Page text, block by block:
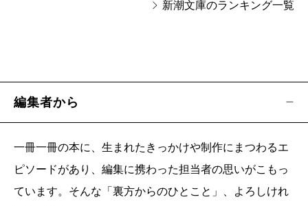
新潮文庫のランキング一覧
編集者から
一冊一冊の本に、生まれたきっかけや制作にまつわるエ
ピソードがあり、編集に携わった担当者の思いがこもっ
ています。そんな「裏方からのひとこと」、よろしけれ